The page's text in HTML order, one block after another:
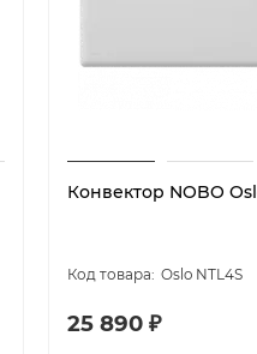
Конвектор NOBO
Oslo NTL4S
25 890 ₽